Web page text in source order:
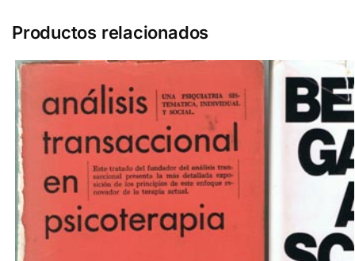
Productos relacionados